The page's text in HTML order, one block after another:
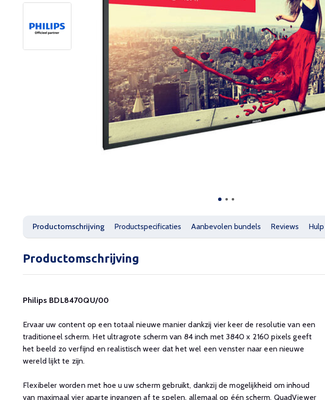
Productomschrijving Productspecificaties Aanbevolen bundels Reviews
Productomschrijving
Philips BDL8470QU/00
Ervaar uw content op een totaal nieuwe manier dankzij vier keer de resolutie van een
traditioneel scherm. Het ultragrote scherm van 84 inch met 3840 x 2160 pixels geeft
het beeld zo verfijnd en realistisch weer dat het wel een venster naar een nieuwe
wereld lijkt te zijn.
Flexibeler worden met hoe u uw scherm gebruikt, dankzij de mogelijkheid om inhoud
van maximaal vier aparte ingangen af te spelen, allemaal op één scherm. QuadViewer